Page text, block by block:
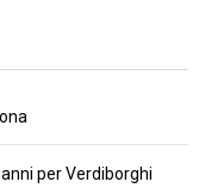
per Verdiborghi